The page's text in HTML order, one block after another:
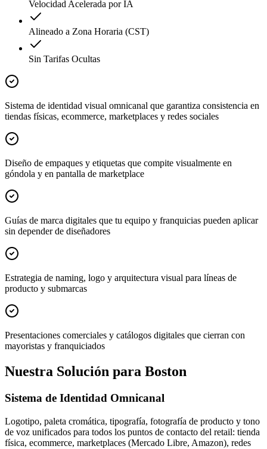
Velocidad Acelerada por IA
Alineado a Zona Horaria (CST)
Sin Tarifas Ocultas
Sistema de identidad visual omnicanal que garantiza consistencia en
tiendas físicas, ecommerce, marketplaces y redes sociales
Diseño de empaques y etiquetas que compite visualmente en
góndola y en pantalla de marketplace
Guías de marca digitales que tu equipo y franquicias pueden aplicar
sin depender de diseñadores
Estrategia de naming, logo y arquitectura visual para líneas de
producto y submarcas
Presentaciones comerciales y catálogos digitales que cierran con
mayoristas y franquiciados
Nuestra Solución para Boston
Sistema de Identidad Omnicanal
Logotipo, paleta cromática, tipografía, fotografía de producto y tono
de voz unificados para todos los puntos de contacto del retail: tienda
física, ecommerce, marketplaces (Mercado Libre, Amazon), redes